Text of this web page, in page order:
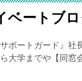
ベートブ
ポートガード』社
大学までや【同窓